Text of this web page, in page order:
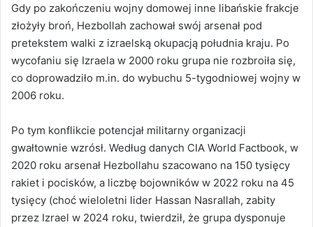
Gdy po zakończeniu wojny domowej inne libańskie frakcje
złożyły broń, Hezbollah zachował swój arsenał pod
pretekstem walki z izraelską okupacją południa kraju. Po
wycofaniu się Izraela w 2000 roku grupa nie rozbroiła się,
co doprowadziło m.in. do wybuchu 5-tygodniowej wojny w
2006 roku.
Po tym konflikcie potencjał militarny organizacji
gwałtownie wzrósł. Według danych CIA World Factbook, w
2020 roku arsenał Hezbollahu szacowano na 150 tysięcy
rakiet i pocisków, a liczbę bojowników w 2022 roku na 45
tysięcy (choć wieloletni lider Hassan Nasrallah, zabity
przez Izrael w 2024 roku, twierdził, że grupa dysponuje